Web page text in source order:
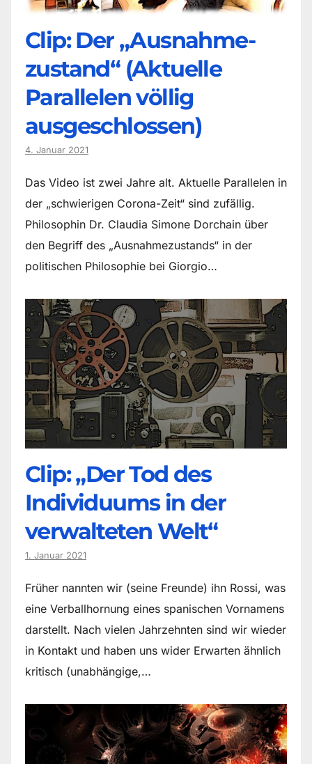
Clip: Der „Ausnahme-
zustand“ (Aktuelle
Parallelen völlig
ausgeschlossen)
4. Januar 2021
Das Video ist zwei Jahre alt. Aktuelle Parallelen in
der „schwierigen Corona-Zeit“ sind zufällig.
Philosophin Dr. Claudia Simone Dorchain über
den Begriff des „Ausnahmezustands“ in der
politischen Philosophie bei Giorgio…
Clip: „Der Tod des
Individuums in der
verwalteten Welt“
1. Januar 2021
Früher nannten wir (seine Freunde) ihn Rossi, was
eine Verballhornung eines spanischen Vornamens
darstellt. Nach vielen Jahrzehnten sind wir wieder
in Kontakt und haben uns wider Erwarten ähnlich
kritisch (unabhängige,…